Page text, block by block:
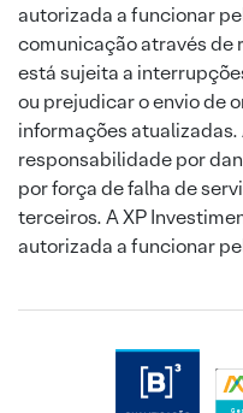
autorizada a funcionar
comunicação através de
está sujeita a
ou prejudicar o envio de
informações
responsabilidade por
por força de falha de
terceiros. A XP
autorizada a funcionar